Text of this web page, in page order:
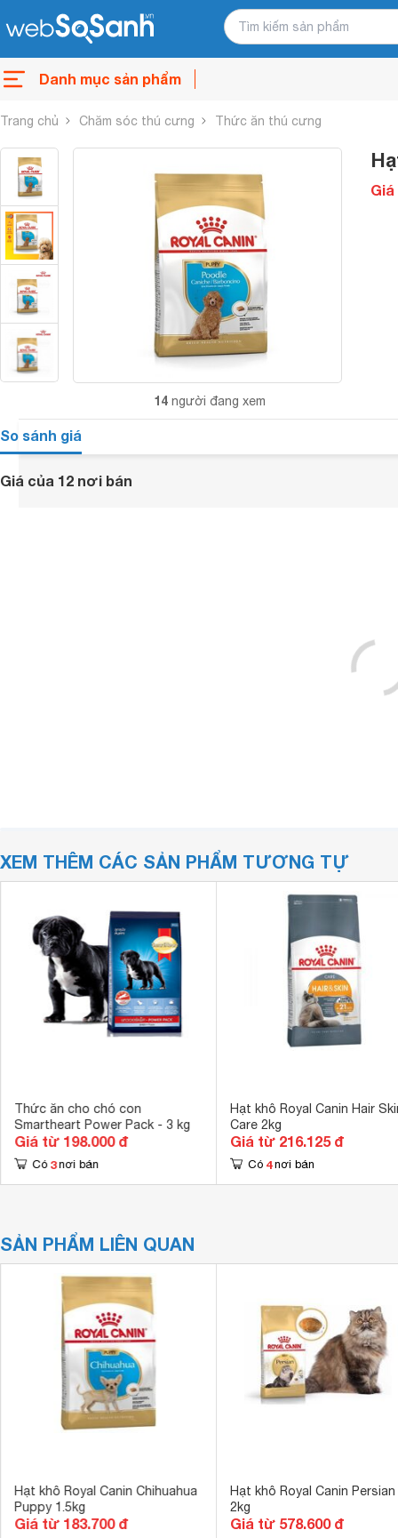
Danh mục sản phẩm
Trang chủ Chăm sóc thú cưng Thức ăn thú cưng
14 người đang xem
So sánh giá
Giá của 12 nơi bán
XEM THÊM CÁC SẢN PHẨM TƯƠNG TỰ
Thức ăn cho chó con
Smartheart Power Pack - 3 kg
Giá từ 198.000 đ
Có 3 nơi bán
Hạt khô Royal Canin Hair
Care 2kg
Giá từ 216.125 đ
Có 4 nơi bán
SẢN PHẨM LIÊN QUAN
Hạt khô Royal Canin Chihuahua
Puppy 1.5kg
Giá từ 183.700 đ
Hạt khô Royal Canin Persian
2kg
Giá từ 578.600 đ